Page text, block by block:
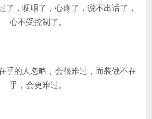
，哽咽了，心疼了，说不出话了，
心不受控制了。
的人忽略，会很难过，而装做不在
乎，会更难过。